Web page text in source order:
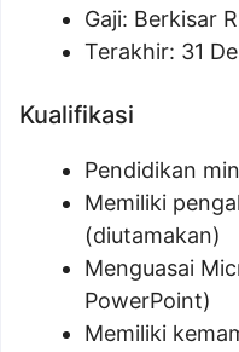
Gaji: Berkisar
Terakhir: 31
Kualifikasi
Pendidikan
Memiliki
(diutamakan)
Menguasai
PowerPoint)
Memiliki